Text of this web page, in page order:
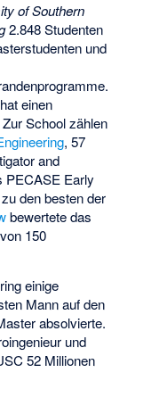
of Southern
2.848 Studenten
und
einen
School zählen
, 57
and
PECASE Early
den besten der
bewertete das
150
einige
Mann auf den
absolvierte.
und
52 Millionen